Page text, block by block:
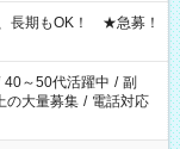
長期もOK！ ★急募！
40～50代活躍中 / 副
の大量募集 / 電話対応